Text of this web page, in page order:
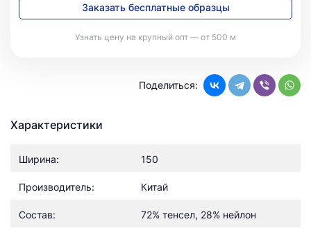
Заказать бесплатные образцы
Узнать цену на крупный опт — от 500 м
Поделиться:
Характеристики
Ширина: 150
Производитель: Китай
Состав: 72% тенсел, 28% нейлон